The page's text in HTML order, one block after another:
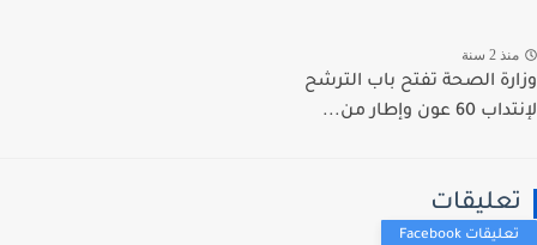
2 سنة
الصحة تفتح باب الترشح
عون وإطار من...